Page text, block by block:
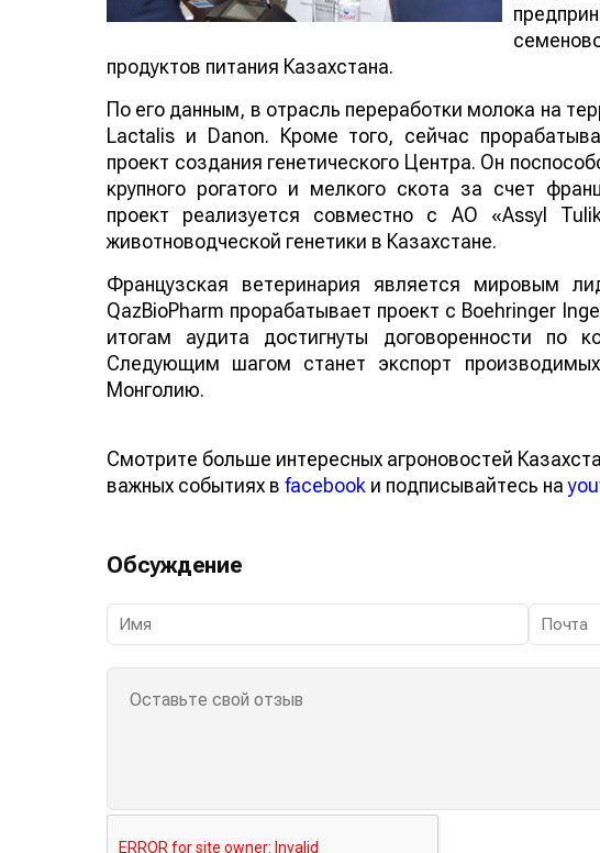
продуктов питания Казахстана.
По его данным, в отрасль переработки молока на
Lactalis и Danon. Кроме того, сейчас
проект создания генетического Центра. Он
крупного рогатого и мелкого скота за счет
проект реализуется совместно с AO «Assyl
животноводческой генетики в Казахстане.
Французская ветеринария является мировым
QazBioPharm прорабатывает проект с Boehringer
итогам аудита достигнуты договоренности по
Следующим шагом станет экспорт
Монголию.
Смотрите больше интересных агроновостей
важных событиях в facebook и подписывайтесь на
Обсуждение